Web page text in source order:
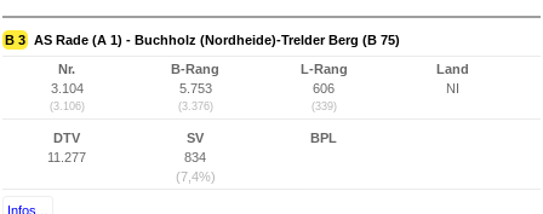
B 3 AS Rade (A 1) - Buchholz (Nordheide)-Trelder Berg (B 75)
Nr.
3.104
(3.106)
B-Rang
5.753
(3.376)
L-Rang
606
(339)
Land
NI
DTV
11.277
SV
834
(7,4%)
BPL
Infos...